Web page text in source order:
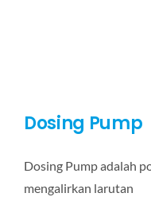
Dosing Pump
Dosing Pump adalah
mengalirkan larutan